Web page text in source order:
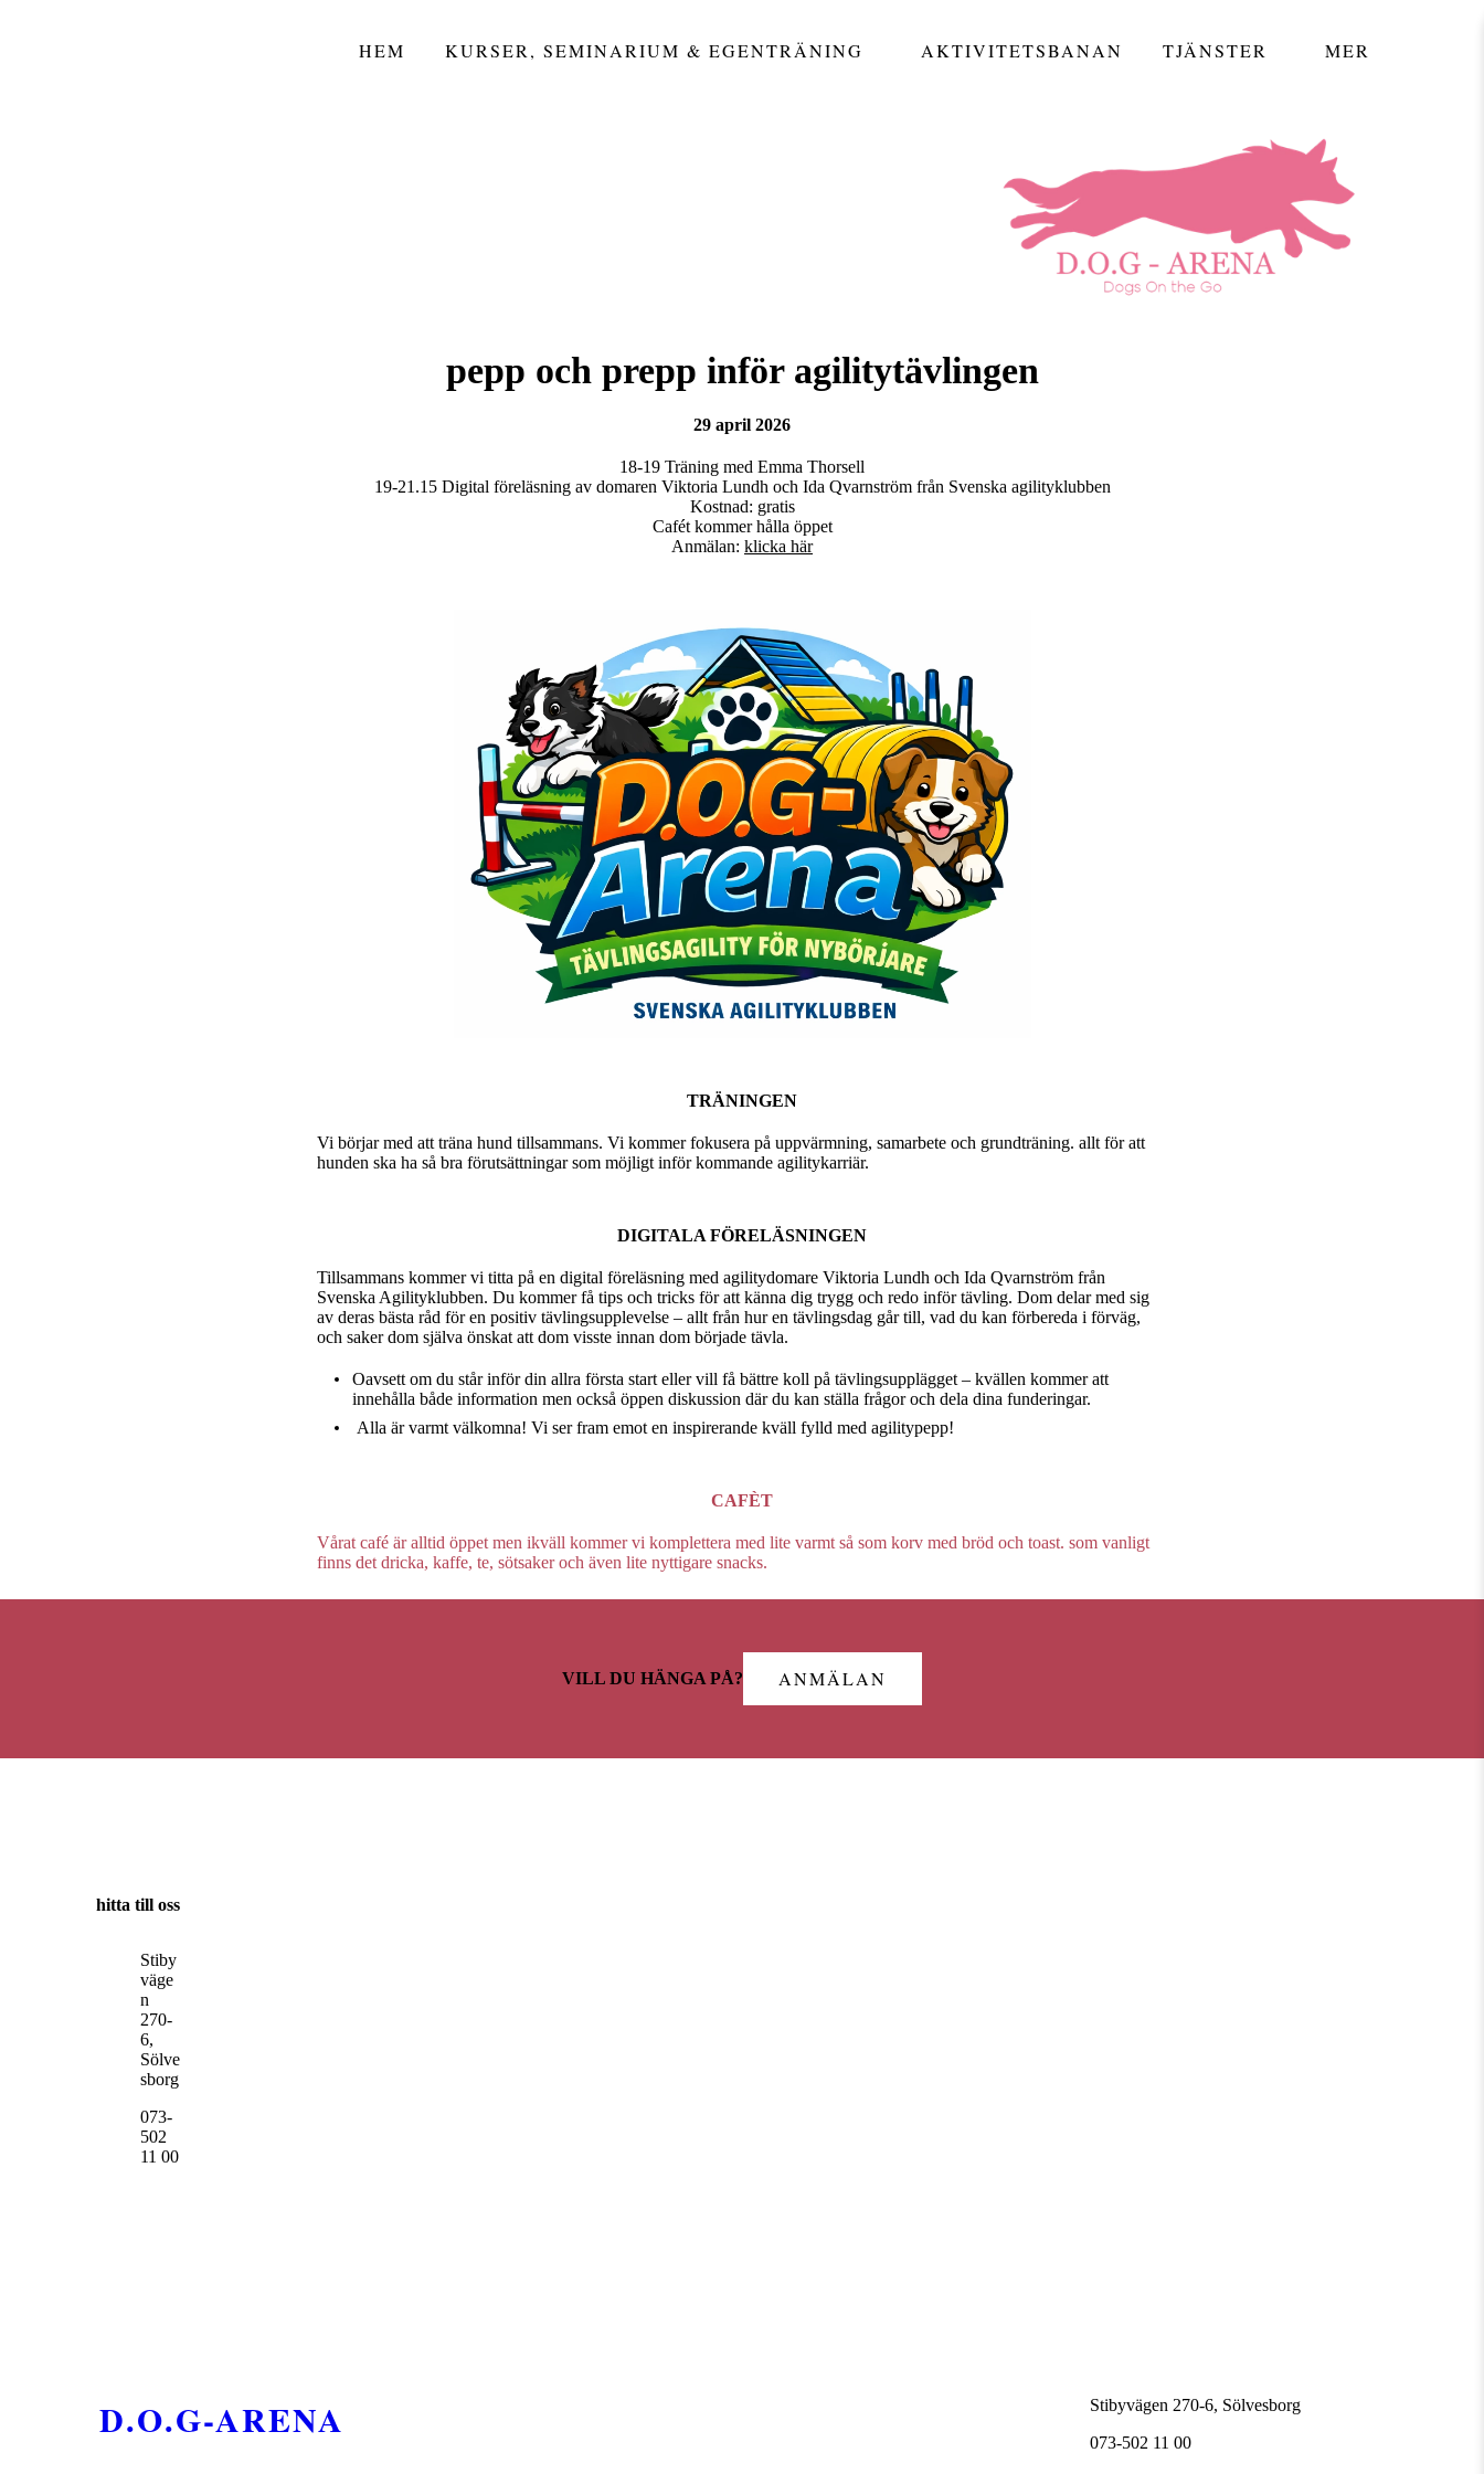
HEM KURSER, SEMINARIUM & EGENTRÄNING AKTIVITETSBANAN TJÄNSTER MER
pepp och prepp inför agilitytävlingen
29 april 2026
18-19 Träning med Emma Thorsell
19-21.15 Digital föreläsning av domaren Viktoria Lundh och Ida Qvarnström från Svenska agilityklubben
Kostnad: gratis
Cafét kommer hålla öppet
Anmälan: klicka här
TRÄNINGEN
Vi börjar med att träna hund tillsammans. Vi kommer fokusera på uppvärmning, samarbete och grundträning. allt för att
hunden ska ha så bra förutsättningar som möjligt inför kommande agilitykarriär.
DIGITALA FÖRELÄSNINGEN
Tillsammans kommer vi titta på en digital föreläsning med agilitydomare Viktoria Lundh och Ida Qvarnström från
Svenska Agilityklubben. Du kommer få tips och tricks för att känna dig trygg och redo inför tävling. Dom delar med sig
av deras bästa råd för en positiv tävlingsupplevelse – allt från hur en tävlingsdag går till, vad du kan förbereda i förväg,
och saker dom själva önskat att dom visste innan dom började tävla.
Oavsett om du står inför din allra första start eller vill få bättre koll på tävlingsupplägget – kvällen kommer att
innehålla både information men också öppen diskussion där du kan ställa frågor och dela dina funderingar.
Alla är varmt välkomna! Vi ser fram emot en inspirerande kväll fylld med agilitypepp!
CAFÈT
Vårat café är alltid öppet men ikväll kommer vi komplettera med lite varmt så som korv med bröd och toast. som vanligt
finns det dricka, kaffe, te, sötsaker och även lite nyttigare snacks.
VILL DU HÄNGA PÅ? ANMÄLAN
hitta till oss
Stiby
väge
n
270-
6,
Sölve
sborg
073-
502
11 00
D.O.G-ARENA
Stibyvägen 270-6, Sölvesborg
073-502 11 00